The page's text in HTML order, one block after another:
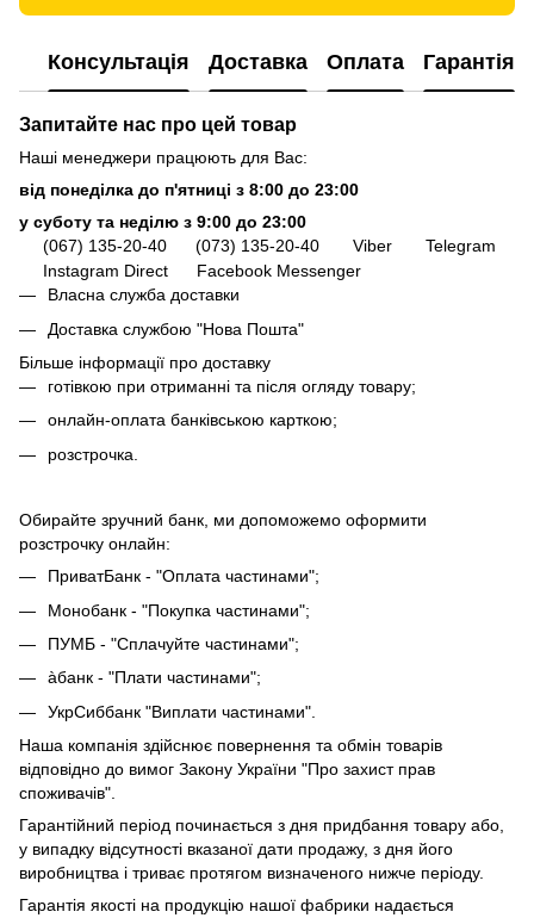
Консультація Доставка Оплата Гарантія
Запитайте нас про цей товар
Наші менеджери працюють для Вас:
від понеділка до п'ятниці з 8:00 до 23:00
у суботу та неділю з 9:00 до 23:00
(067) 135-20-40
(073) 135-20-40 Viber
Telegram
Instagram Direct
Facebook Messenger
Власна служба доставки
Доставка службою "Нова Пошта"
Більше інформації про доставку
готівкою при отриманні та після огляду товару;
онлайн-оплата банківською карткою;
розстрочка.
Обирайте зручний банк, ми допоможемо оформити
розстрочку онлайн:
ПриватБанк - "Оплата частинами";
Монобанк - "Покупка частинами";
ПУМБ - "Сплачуйте частинами";
àбанк - "Плати частинами";
УкрСиббанк "Виплати частинами".
Наша компанія здійснює повернення та обмін товарів
відповідно до вимог Закону України "Про захист прав
споживачів".
Гарантійний період починається з дня придбання товару або,
у випадку відсутності вказаної дати продажу, з дня його
виробництва і триває протягом визначеного нижче періоду.
Гарантія якості на продукцію нашої фабрики надається